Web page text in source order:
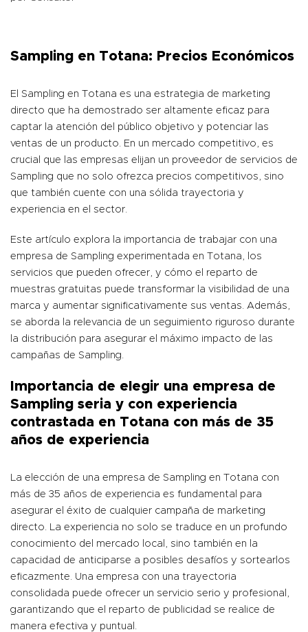
Sampling en Totana: Precios Económicos
El Sampling en Totana es una estrategia de marketing
directo que ha demostrado ser altamente eficaz para
captar la atención del público objetivo y potenciar las
ventas de un producto. En un mercado competitivo, es
crucial que las empresas elijan un proveedor de servicios de
Sampling que no solo ofrezca precios competitivos, sino
que también cuente con una sólida trayectoria y
experiencia en el sector.
Este artículo explora la importancia de trabajar con una
empresa de Sampling experimentada en Totana, los
servicios que pueden ofrecer, y cómo el reparto de
muestras gratuitas puede transformar la visibilidad de una
marca y aumentar significativamente sus ventas. Además,
se aborda la relevancia de un seguimiento riguroso durante
la distribución para asegurar el máximo impacto de las
campañas de Sampling.
Importancia de elegir una empresa de
Sampling seria y con experiencia
contrastada en Totana con más de 35
años de experiencia
La elección de una empresa de Sampling en Totana con
más de 35 años de experiencia es fundamental para
asegurar el éxito de cualquier campaña de marketing
directo. La experiencia no solo se traduce en un profundo
conocimiento del mercado local, sino también en la
capacidad de anticiparse a posibles desafíos y sortearlos
eficazmente. Una empresa con una trayectoria
consolidada puede ofrecer un servicio serio y profesional,
garantizando que el reparto de publicidad se realice de
manera efectiva y puntual.